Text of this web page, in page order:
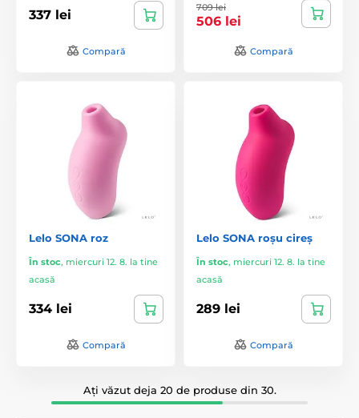
337 lei
Compară
709 lei
506 lei
Compară
Lelo SONA roz
În stoc, miercuri 12. 8. la tine
acasă
334 lei
Compară
Lelo SONA roșu cireș
În stoc, miercuri 12. 8. la tine
acasă
289 lei
Compară
Ați văzut deja 20 de produse din 30.